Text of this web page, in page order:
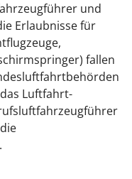
und
Erlaubnisse für
fallen
Luftfahrt-